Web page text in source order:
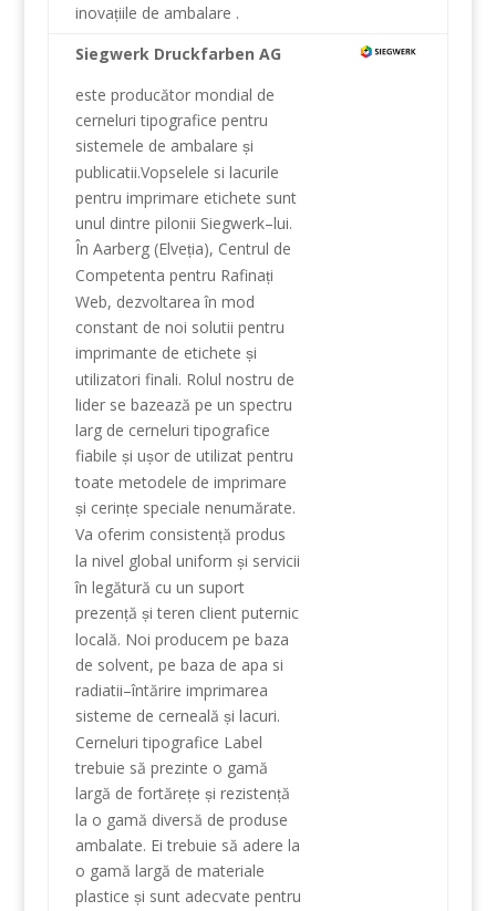
inovațiile de ambalare .
Siegwerk Druckfarben AG
este producător mondial de
cerneluri tipografice pentru
sistemele de ambalare și
publicatii.Vopselele si lacurile
pentru imprimare etichete sunt
unul dintre pilonii Siegwerk–lui.
În Aarberg (Elveția), Centrul de
Competenta pentru Rafinați
Web, dezvoltareaîn mod
constant de noi solutii pentru
imprimante de etichete și
utilizatori finali. Rolul nostru de
lider se bazează pe un spectru
larg de cerneluri tipografice
fiabile și ușor de utilizat pentru
toate metodele de imprimare
și cerințe speciale nenumărate.
Va oferim consistență produs
la nivel global uniform și servicii
în legătură cu un suport
prezență și teren client puternic
locală. Noi producem pe baza
de solvent, pe baza de apa si
radiatii–întărire imprimarea
sisteme de cerneală și lacuri.
Cerneluri tipografice Label
trebuie să prezinte o gamă
largă de fortărețe și rezistență
la o gamă diversă de produse
ambalate. Ei trebuie să adere la
o gamă largă de materiale
plastice și sunt adecvate pentru